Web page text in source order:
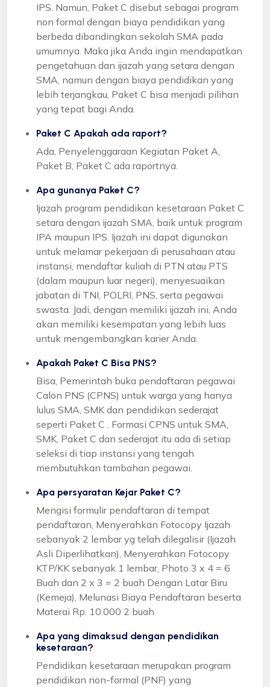
IPS. Namun, Paket C disebut sebagai program
non formal dengan biaya pendidikan yang
berbeda dibandingkan sekolah SMA pada
umumnya. Maka jika Anda ingin mendapatkan
pengetahuan dan ijazah yang setara dengan
SMA, namun dengan biaya pendidikan yang
lebih terjangkau, Paket C bisa menjadi pilihan
yang tepat bagi Anda.
Paket C Apakah ada raport?
Ada, Penyelenggaraan Kegiatan Paket A,
Paket B, Paket C ada raportnya.
Apa gunanya Paket C?
Ijazah program pendidikan kesetaraan Paket C
setara dengan ijazah SMA, baik untuk program
IPA maupun IPS. Ijazah ini dapat digunakan
untuk melamar pekerjaan di perusahaan atau
instansi, mendaftar kuliah di PTN atau PTS
(dalam maupun luar negeri), menyesuaikan
jabatan di TNI, POLRI, PNS, serta pegawai
swasta. Jadi, dengan memiliki ijazah ini, Anda
akan memiliki kesempatan yang lebih luas
untuk mengembangkan karier Anda.
Apakah Paket C Bisa PNS?
Bisa, Pemerintah buka pendaftaran pegawai
Calon PNS (CPNS) untuk warga yang hanya
lulus SMA, SMK dan pendidikan sederajat
seperti Paket C . Formasi CPNS untuk SMA,
SMK, Paket C dan sederajat itu ada di setiap
seleksi di tiap instansi yang tengah
membutuhkan tambahan pegawai.
Apa persyaratan Kejar Paket C?
Mengisi formulir pendaftaran di tempat
pendaftaran, Menyerahkan Fotocopy Ijazah
sebanyak 2 lembar yg telah dilegalisir (Ijazah
Asli Diperlihatkan), Menyerahkan Fotocopy
KTP/KK sebanyak 1 lembar, Photo 3 x 4 = 6
Buah dan 2 x 3 = 2 buah Dengan Latar Biru
(Kemeja), Melunasi Biaya Pendaftaran beserta
Materai Rp. 10.000 2 buah
Apa yang dimaksud dengan pendidikan
kesetaraan?
Pendidikan kesetaraan merupakan program
pendidikan non-formal (PNF) yang